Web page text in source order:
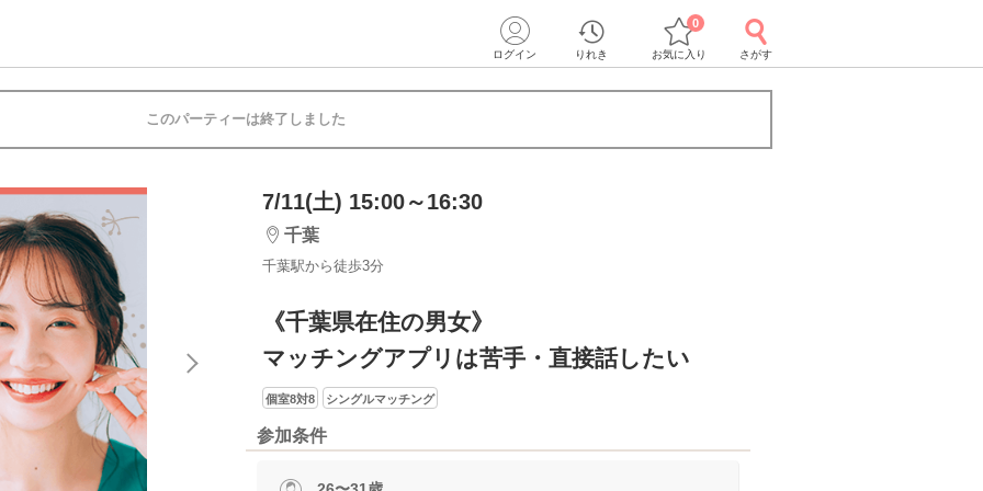
ログイン りれき お気に入り
0
さがす
このパーティーは終了しました
7/11(土) 15:00～16:30
千葉
千葉駅から徒歩3分
《千葉県在住の男女》
マッチングアプリは苦手・直接話したい
個室8対8 シングルマッチング
参加条件